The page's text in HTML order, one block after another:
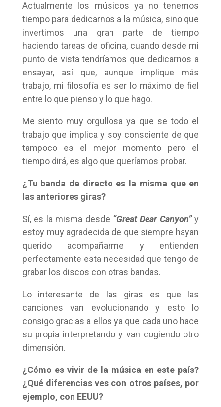
Actualmente los músicos ya no tenemos
tiempo para dedicarnos a la música, sino que
invertimos una gran parte de tiempo
haciendo tareas de oficina, cuando desde mi
punto de vista tendríamos que dedicarnos a
ensayar, así que, aunque implique más
trabajo, mi filosofía es ser lo máximo de fiel
entre lo que pienso y lo que hago.
Me siento muy orgullosa ya que se todo el
trabajo que implica y soy consciente de que
tampoco es el mejor momento pero el
tiempo dirá, es algo que queríamos probar.
¿Tu banda de directo es la misma que en
las anteriores giras?
Sí, es la misma desde “Great Dear Canyon”y
estoy muy agradecida de que siempre hayan
querido acompañarme y entienden
perfectamente esta necesidad que tengo de
grabar los discos con otras bandas.
Lo interesante de las giras es que las
canciones van evolucionando y esto lo
consigo gracias a ellos ya que cada uno hace
su propia interpretando y van cogiendo otro
dimensión.
¿Cómo es vivir de la música en este país?
¿Qué diferencias ves con otros países, por
ejemplo, con EEUU?